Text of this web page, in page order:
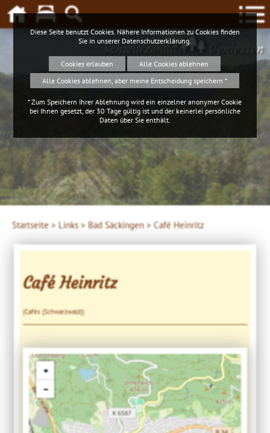
Schwarzwald Geniessen
Klaus Hansen, © Schluchtensteig Schwarzwald
Startseite > Links > Bad Säckingen >Café Heinritz
Café Heinritz
(Cafés (Schwarzwald))
+
−
Diese Seite benutzt Cookies. Nähere Informationen zu Cookies finden
Sie in unserer Datenschutzerklärung
Cookies erlauben
Alle Cookies ablehnen
Alle Cookies ablehnen, aber meine Entscheidung speichern *
* Zum Speichern Ihrer Ablehnung wird ein einzelner anonymer Cookie
bei Ihnen gesetzt, der 30 Tage gültig ist und der keinerlei persönliche
Daten über Sie enthält.